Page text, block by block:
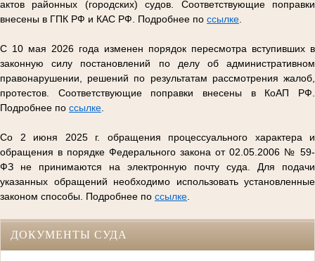
актов районных (городских) судов. Соответствующие поправки
внесены в ГПК РФ и КАС РФ. Подробнее по ссылке
С 10 мая 2026 года изменен порядок пересмотра вступивших в
законную силу постановлений по делу об административном
правонарушении, решений по результатам рассмотрения жалоб,
протестов. Соответствующие поправки внесены в КоАП РФ.
Подробнее по ссылке
Со 2 июня 2025 г. обращения процессуального характера и
обращения в порядке Федерального закона от 02.05.2006 № 59-
ФЗ не принимаются на электронную почту суда. Для подачи
указанных обращений необходимо использовать установленные
законом способы. Подробнее по ссылке
ДОКУМЕНТЫ СУДА